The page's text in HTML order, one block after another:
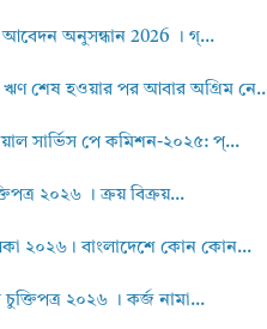
আবেদন অনুসন্ধান 2026 । গ্...
ঋণ শেষ হওয়ার পর আবার অগ্রিম
সার্ভিস পে কমিশন-২০২৫: প্...
২০২৬ । ক্রয় বিক্রয়...
২০২৬। বাংলাদেশে কোন কোন...
চুক্তিপত্র ২০২৬ । কর্জ নামা...